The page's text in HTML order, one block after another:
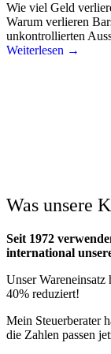
Wie viel Geld
Warum verlieren
unkontrollierten
Weiterlesen →
Was unsere
Seit 1972
international
Unser
40% reduziert!
Mein Steuerberater
die Zahlen passen